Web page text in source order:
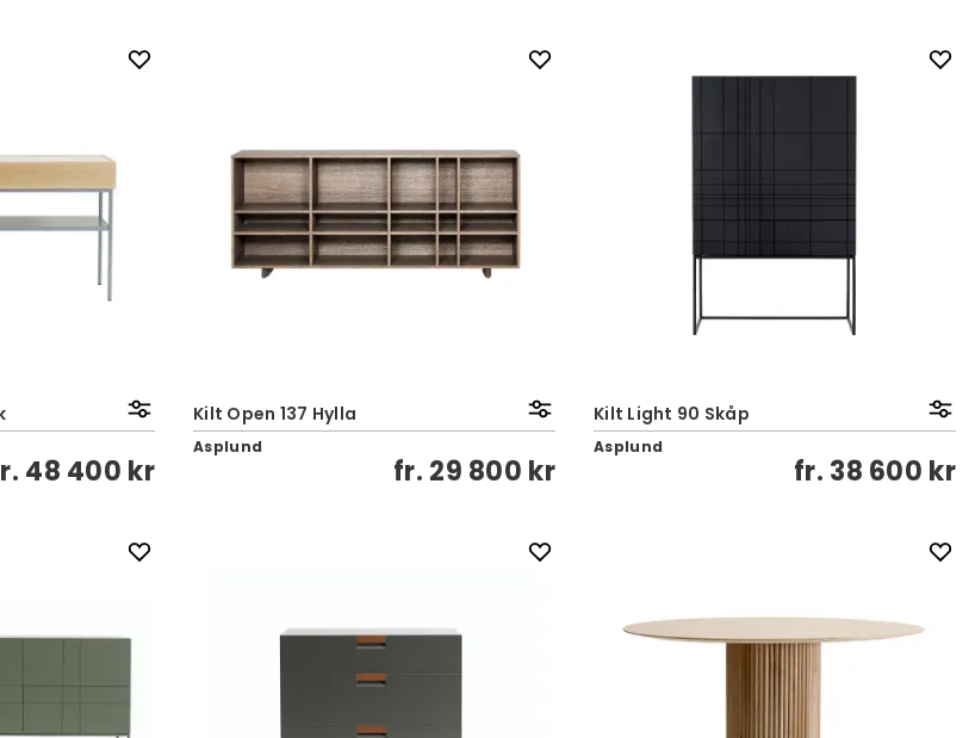
48 400 kr
Kilt Open 137 Hylla
Asplund
fr. 29 800 kr
Kilt Light 90 Skåp
Asplund
fr. 38 600 kr